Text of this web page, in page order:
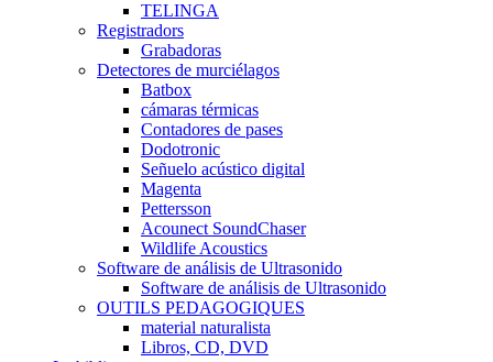
TELINGA
Registradors
Grabadoras
Detectores de murciélagos
Batbox
cámaras térmicas
Contadores de pases
Dodotronic
Señuelo acústico digital
Magenta
Pettersson
Acounect SoundChaser
Wildlife Acoustics
Software de análisis de Ultrasonido
Software de análisis de Ultrasonido
OUTILS PEDAGOGIQUES
material naturalista
Libros, CD, DVD